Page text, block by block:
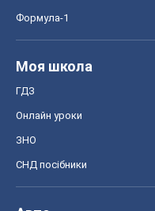
Формула-1
Моя школа
ГДЗ
Онлайн уроки
ЗНО
СНД посібники